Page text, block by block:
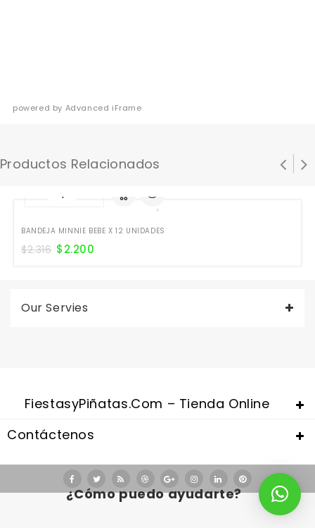
powered by Advanced iFrame
Productos Relacionados
BANDEJA MINNIE BEBE X 12 UNIDADES
$2.316 $2.200
Our Servies
FiestasyPiñatas.com – Tienda Online
Contáctenos
¿Cómo puedo ayudarte?
Valentine's Day is coming, it's time to prepare all kinds of gifts,